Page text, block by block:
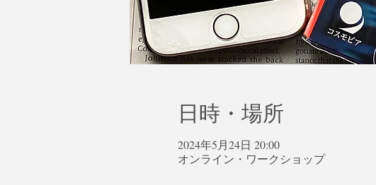
日時・場所
2024年5月24日 20:00
オンライン・ワークショップ